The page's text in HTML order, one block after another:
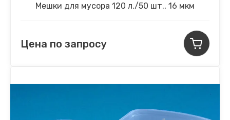
Мешки для мусора 120 л./50 шт., 16 мкм
Цена по запросу